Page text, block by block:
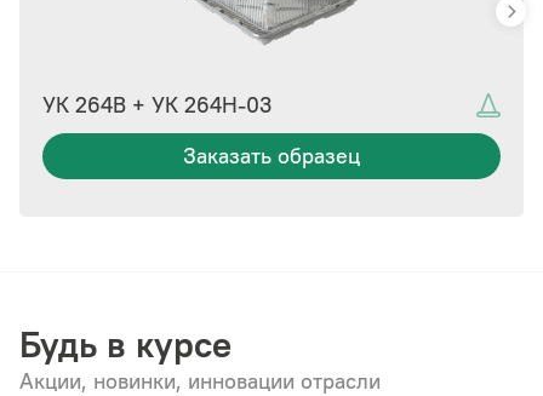
УК 264В + УК 264Н-03
Заказать образец
Будь в курсе
Акции, новинки, инновации отрасли